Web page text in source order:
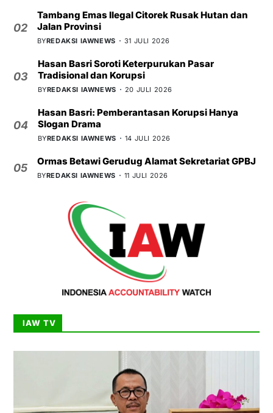
02
Tambang Emas Ilegal Citorek Rusak Hutan dan
Jalan Provinsi
BYREDAKSI IAWNEWS 31 JULI 2026
03
Hasan Basri Soroti Keterpurukan Pasar
Tradisional dan Korupsi
BYREDAKSI IAWNEWS 20 JULI 2026
04
Hasan Basri: Pemberantasan Korupsi Hanya
Slogan Drama
BYREDAKSI IAWNEWS 14 JULI 2026
05
Ormas Betawi Gerudug Alamat Sekretariat GPBJ
BYREDAKSI IAWNEWS 11 JULI 2026
IAW TV